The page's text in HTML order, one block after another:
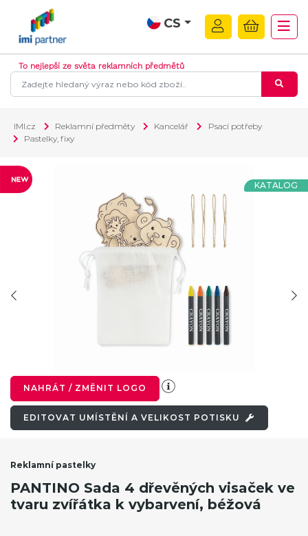
CS
To nejlepší ze světa reklamních předmětů
IMI.cz Reklamní předměty Kancelář
Psací potřeby
Pastelky, fixy
KATALOG
NAHRÁT / ZMĚNIT LOGO
EDITOVAT UMÍSTĚNÍ A VELIKOST POTISKU
Reklamní pastelky
PANTINO Sada 4 dřevěných visaček ve
tvaru zvířátka k vybarvení, béžová